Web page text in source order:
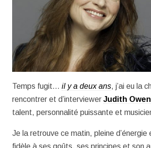
Temps fugit… il y a deux ans, j’ai eu la
rencontrer et d’interviewer Judith Owen
talent, personnalité puissante et
Je la retrouve ce matin, pleine d’énergie
fidèle à ses goûts, ses principes et son